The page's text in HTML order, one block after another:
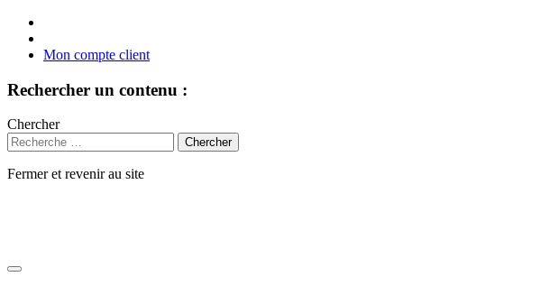
Mon compte client
Rechercher un contenu :
Chercher
Fermer et revenir au site